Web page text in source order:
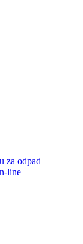
za odpad
line